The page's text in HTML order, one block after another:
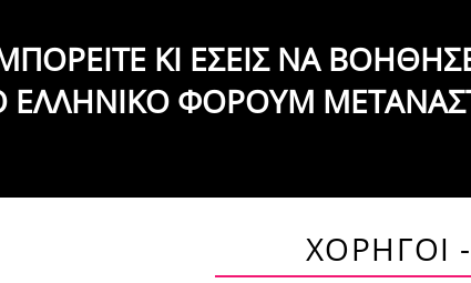
ΚΙ ΕΣΕΙΣ ΝΑ
ΕΛΛΗΝΙΚΟ ΦΟΡΟΥΜ
ΧΟΡΗΓΟΙ